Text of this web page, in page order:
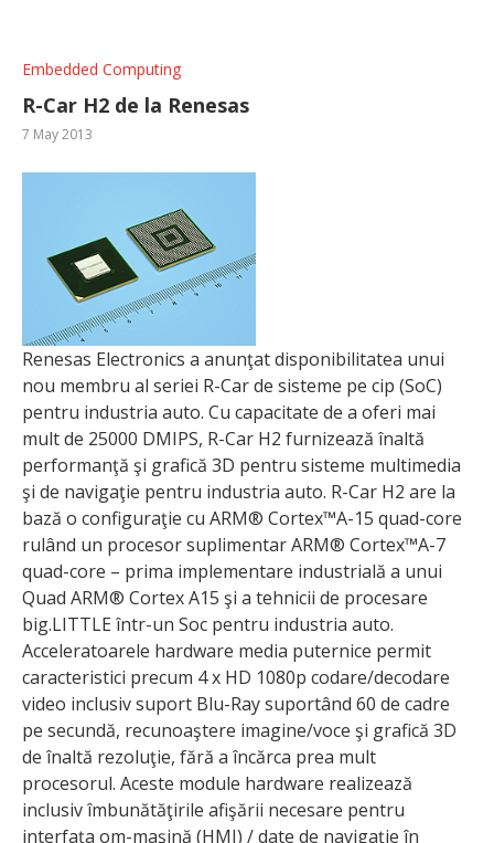
Embedded Computing
R-Car H2 de la Renesas
7 May 2013
Renesas Electronics a anunţat disponibilitatea unui
nou membru al seriei R-Car de sisteme pe cip (SoC)
pentru industria auto. Cu capacitate de a oferi mai
mult de 25000 DMIPS, R-Car H2 furnizează înaltă
performanţă şi grafică 3D pentru sisteme multimedia
şi de navigaţie pentru industria auto. R-Car H2 are la
bază o configuraţie cu ARM® Cortex™A-15 quad-core
rulând un procesor suplimentar ARM® Cortex™A-7
quad-core – prima implementare industrială a unui
Quad ARM® Cortex A15 şi a tehnicii de procesare
big.LITTLE într-un Soc pentru industria auto.
Acceleratoarele hardware media puternice permit
caracteristici precum 4 x HD 1080p codare/decodare
video inclusiv suport Blu-Ray suportând 60 de cadre
pe secundă, recunoaştere imagine/voce şi grafică 3D
de înaltă rezoluţie, fără a încărca prea mult
procesorul. Aceste module hardware realizează
inclusiv îmbunătăţirile afişării necesare pentru
interfaţa om-maşină (HMI) / date de navigaţie în